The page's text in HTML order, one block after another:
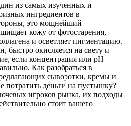
из самых изученных и
ингредиентов в
это мощнейший
кожу от фотостарения,
и осветляет пигментацию.
быстро окисляется на свету и
если концентрация или pH
Как разобраться в
сыворотки, кремы и
потратить деньги на пустышку?
игроков рынка, их подходы
стоит вашего